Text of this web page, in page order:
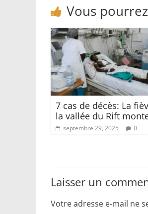
Vous
7 cas de décès: La
la vallée du Rift
septembre 29, 2025 0
Laisser un
Votre adresse e-mail ne